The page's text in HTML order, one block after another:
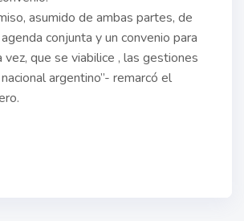
asumido de ambas partes, de
conjunta y un convenio para
vez, que se viabilice , las gestiones
argentino”- remarcó el